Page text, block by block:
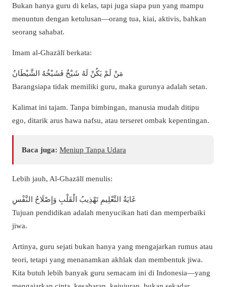
Bukan hanya guru di kelas, tapi juga siapa pun yang mampu
menuntun dengan ketulusan—orang tua, kiai, aktivis, bahkan
seorang sahabat.
Imam al-Ghazālī berkata:
مَنْ لَمْ يَكُنْ لَهُ شَيْخٌ فَشَيْخُهُ الشَّيْطَانُ
Barangsiapa tidak memiliki guru, maka gurunya adalah setan.
Kalimat ini tajam. Tanpa bimbingan, manusia mudah ditipu
ego, ditarik arus hawa nafsu, atau terseret ombak kepentingan.
Baca juga: Meniup Tanpa Udara
Lebih jauh, Al-Ghazālī menulis:
غَايَةُ التَّعْلِيمِ تَهْذِيبُ الْقَلْبِ وَإِصْلَاحُ النَّفْسِ
Tujuan pendidikan adalah menyucikan hati dan memperbaiki
jiwa.
Artinya, guru sejati bukan hanya yang mengajarkan rumus atau
teori, tetapi yang menanamkan akhlak dan membentuk jiwa.
Kita butuh lebih banyak guru semacam ini di Indonesia—yang